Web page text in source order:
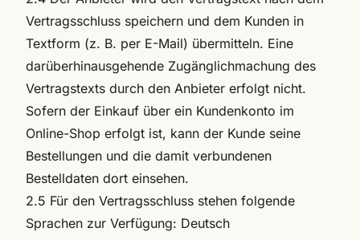
Vertragsschluss speichern und dem Kunden in
Textform (z. B. per E-Mail) übermitteln. Eine
darüberhinausgehende Zugänglichmachung des
Vertragstexts durch den Anbieter erfolgt nicht.
Sofern der Einkauf über ein Kundenkonto im
Online-Shop erfolgt ist, kann der Kunde seine
Bestellungen und die damit verbundenen
Bestelldaten dort einsehen.
2.5 Für den Vertragsschluss stehen folgende
Sprachen zur Verfügung: Deutsch